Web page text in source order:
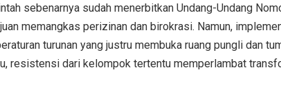
sebenarnya sudah menerbitkan Undang-Undang
memangkas perizinan dan birokrasi. Namun,
turunan yang justru membuka ruang pungli dan
resistensi dari kelompok tertentu memperlambat